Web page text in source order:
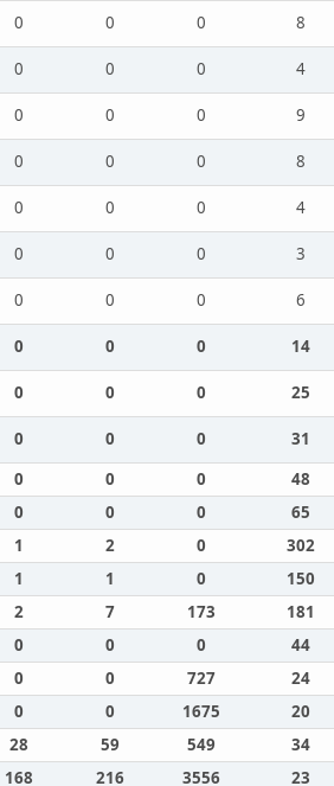
0 0 0
8
0 0 0
4
0 0 0
9
0 0 0
8
0 0 0
4
0 0 0
3
0 0 0
6
0 0 0
14
0 0 0
25
0 0 0
31
0 0 0
48
0 0 0
65
1 2 0
302
1 1 0
150
2 7 173
181
0 0 0
44
0 0 727
24
0 0 1675
20
28 59 549
34
168 216 3556
23